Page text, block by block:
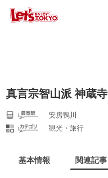
真言宗智山派 神蔵寺
安房鴨川
観光・旅行
基本情報 関連記事